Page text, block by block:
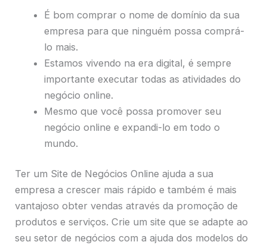
É bom comprar o nome de domínio da sua
empresa para que ninguém possa comprá-
lo mais.
Estamos vivendo na era digital, é sempre
importante executar todas as atividades do
negócio online.
Mesmo que você possa promover seu
negócio online e expandi-lo em todo o
mundo.
Ter um Site de Negócios Online ajuda a sua
empresa a crescer mais rápido e também é mais
vantajoso obter vendas através da promoção de
produtos e serviços. Crie um site que se adapte ao
seu setor de negócios com a ajuda dos modelos do